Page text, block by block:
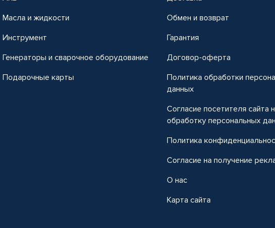
Масла и жидкости
Инструмент
Генераторы и сварочное оборудование
Подарочные карты
Обмен и возврат
Гарантия
Договор-оферта
Политика обработки
данных
Согласие посетителя сайта
обработку персональных
Политика
Согласие на получение
О нас
Карта сайта